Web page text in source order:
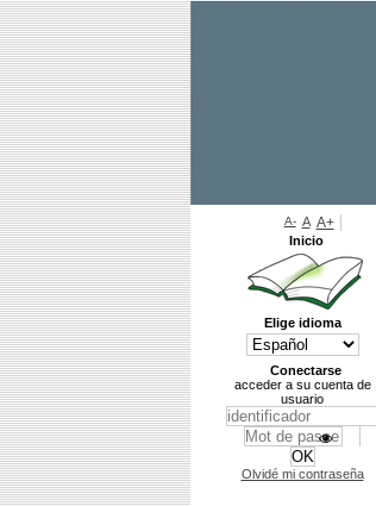
A- A A+
Inicio
Elige idioma
Conectarse
acceder a su cuenta de
usuario
Olvidé mi contraseña